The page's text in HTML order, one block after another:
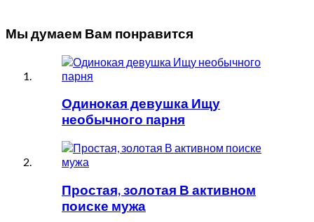
Мы думаем Вам понравится
Одинокая девушка Ищу
необычного парня
Простая, золотая В активном
поиске мужа